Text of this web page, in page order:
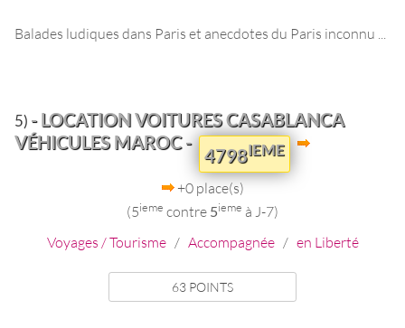
Balades ludiques dans Paris et anecdotes du Paris inconnu ...
5) - LOCATION VOITURES CASABLANCA
VÉHICULES MAROC -
4798IEME
+0 place(s)
(5ieme contre 5ieme à J-7)
Voyages / Tourisme/ Accompagnée/ en Liberté
63 POINTS